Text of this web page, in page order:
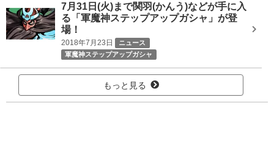
7月31日(火)まで関羽(かんう)などが手に入
る「軍魔神ステップアップガシャ」が登
場！
2018年7月23日
ニュース
軍魔神ステップアップガシャ
もっと見る